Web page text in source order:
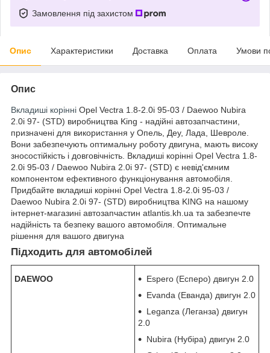
Замовлення під захистом
Опис Характеристики Доставка Оплата Умови
Опис
Вкладиші корінні Opel Vectra 1.8-2.0i 95-03 / Daewoo Nubira
2.0i 97- (STD) виробництва King - надійні автозапчастини,
призначені для використання у Опель, Деу, Лада, Шевроле.
Вони забезпечують оптимальну роботу двигуна, мають високу
зносостійкість і довговічність. Вкладиші корінні Opel Vectra 1.8-
2.0i 95-03 / Daewoo Nubira 2.0i 97- (STD) є невід'ємним
компонентом ефективного функціонування автомобіля.
Придбайте вкладиші корінні Opel Vectra 1.8-2.0i 95-03 /
Daewoo Nubira 2.0i 97- (STD) виробництва KING на нашому
інтернет-магазині автозапчастин atlantis.kh.ua та забезпечте
надійність та безпеку вашого автомобіля. Оптимальне
рішення для вашого двигуна
Підходить для автомобілей
DAEWOO
Espero (Есперо) двигун 2.0
Evanda (Еванда) двигун 2.0
Leganza (Леганза) двигун
2.0
Nubira (Нубіра) двигун 2.0